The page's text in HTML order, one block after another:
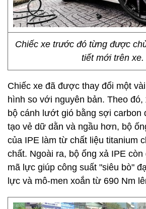
Chiếc xe trước đó từng được
tiết mới trên xe.
Chiếc xe đã được thay đổi một
hình so với nguyên bản. Theo
bộ cánh lướt gió bằng sợi carbon
tạo vẻ dữ dằn và ngầu hơn, bộ
của IPE làm từ chất liệu titanium
chất. Ngoài ra, bộ ống xả IPE còn
mã lực giúp công suất "siêu bò"
lực và mô-men xoắn từ 690 Nm